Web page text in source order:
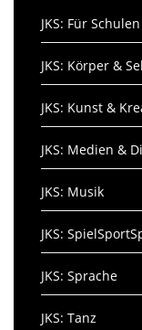
JKS: Für Schulen
JKS: Körper &
JKS: Kunst &
JKS: Medien &
JKS: Musik
JKS:
JKS: Sprache
JKS: Tanz